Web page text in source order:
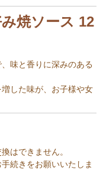
み焼ソース 12
味と香りに深みのある
した味が、お子様や女
はできません。
続きをお願いいたしま